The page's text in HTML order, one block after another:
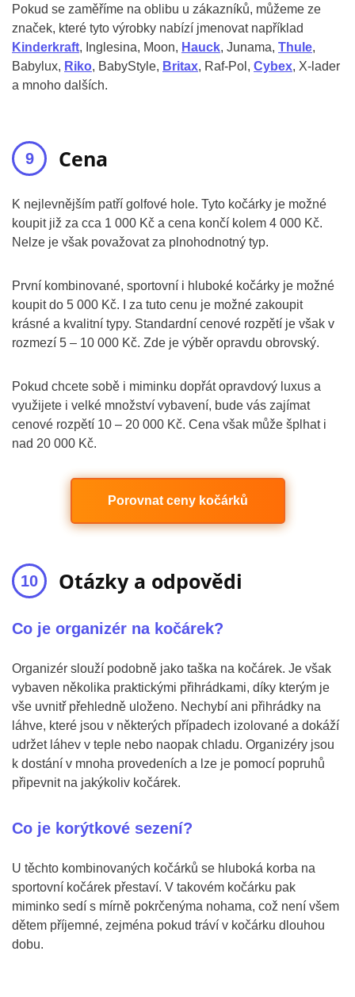
Pokud se zaměříme na oblibu u zákazníků, můžeme ze
značek, které tyto výrobky nabízí jmenovat například
Kinderkraft, Inglesina, Moon, Hauck, Junama, Thule,
Babylux, Riko, BabyStyle, Britax, Raf-Pol, Cybex, X-lader
a mnoho dalších.
Cena
K nejlevnějším patří golfové hole. Tyto kočárky je možné
koupit již za cca 1 000 Kč a cena končí kolem 4 000 Kč.
Nelze je však považovat za plnohodnotný typ.
První kombinované, sportovní i hluboké kočárky je možné
koupit do 5 000 Kč. I za tuto cenu je možné zakoupit
krásné a kvalitní typy. Standardní cenové rozpětí je však v
rozmezí 5 – 10 000 Kč. Zde je výběr opravdu obrovský.
Pokud chcete sobě i miminku dopřát opravdový luxus a
využijete i velké množství vybavení, bude vás zajímat
cenové rozpětí 10 – 20 000 Kč. Cena však může šplhat i
nad 20 000 Kč.
Porovnat ceny kočárků
Otázky a odpovědi
Co je organizér na kočárek?
Organizér slouží podobně jako taška na kočárek. Je však
vybaven několika praktickými přihrádkami, díky kterým je
vše uvnitř přehledně uloženo. Nechybí ani přihrádky na
láhve, které jsou v některých případech izolované a dokáží
udržet láhev v teple nebo naopak chladu. Organizéry jsou
k dostání v mnoha provedeních a lze je pomocí popruhů
připevnit na jakýkoliv kočárek.
Co je korýtkové sezení?
U těchto kombinovaných kočárků se hluboká korba na
sportovní kočárek přestaví. V takovém kočárku pak
miminko sedí s mírně pokrčenýma nohama, což není všem
dětem příjemné, zejména pokud tráví v kočárku dlouhou
dobu.